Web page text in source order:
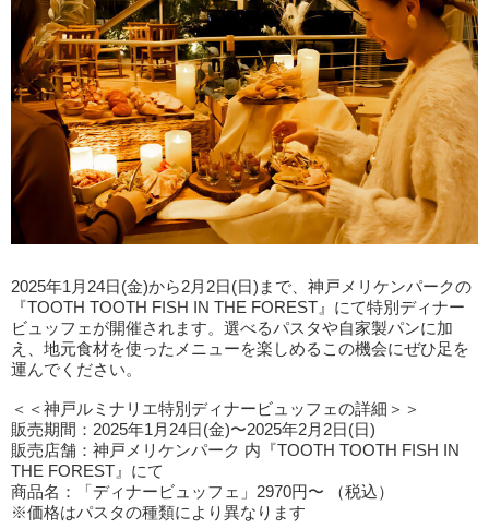
2025年1月24日(金)から2月2日(日)まで、神戸メリケンパークの
『TOOTH TOOTH FISH IN THE FOREST』にて特別ディナー
ビュッフェが開催されます。選べるパスタや自家製パンに加
え、地元食材を使ったメニューを楽しめるこの機会にぜひ足を
運んでください。
＜＜神戸ルミナリエ特別ディナービュッフェの詳細＞＞
販売期間：2025年1月24日(金)〜2025年2月2日(日)
販売店舗：神戸メリケンパーク 内『TOOTH TOOTH FISH IN
THE FOREST』にて
商品名：「ディナービュッフェ」2970円〜 （税込）
※価格はパスタの種類により異なります